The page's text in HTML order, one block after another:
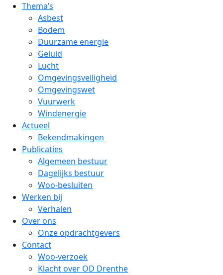
Thema’s
Asbest
Bodem
Duurzame energie
Geluid
Lucht
Omgevingsveiligheid
Omgevingswet
Vuurwerk
Windenergie
Actueel
Bekendmakingen
Publicaties
Algemeen bestuur
Dagelijks bestuur
Woo-besluiten
Werken bij
Verhalen
Over ons
Onze opdrachtgevers
Contact
Woo-verzoek
Klacht over OD Drenthe